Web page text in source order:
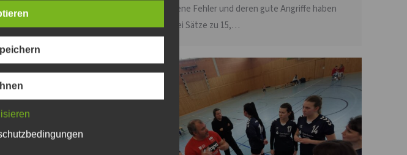
durch eigene Fehler und deren gute Angriffe haben
wir alle drei Sätze zu 15,…